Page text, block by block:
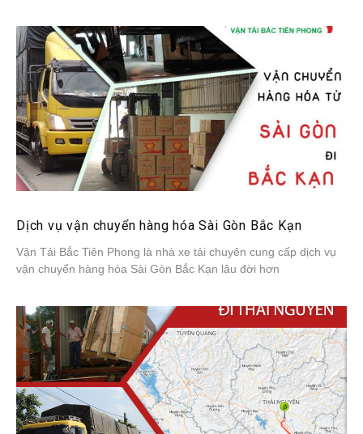
Dịch vụ vận chuyển hàng hóa Sài Gòn Bắc Kạn
Vận Tải Bắc Tiên Phong là nhà xe tải chuyên cung cấp dịch vụ
vận chuyển hàng hóa Sài Gòn Bắc Kạn lâu đời hơn